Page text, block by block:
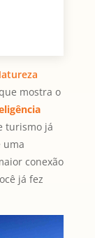
mostra o
turismo já
uma
conexão
já fez